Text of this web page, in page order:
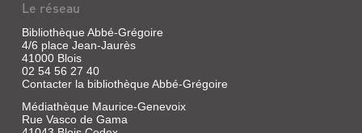
D'ATATÜRK
[2]
Livre
Arditi,
Grasset,
Le réseau
Bibliothèque Abbé-Grégoire
4/6 place Jean-Jaurès
41000 Blois
02 54 56 27 40
Contacter la bibliothèque Abbé-Grégoire
Médiathèque Maurice-Genevoix
Rue Vasco de Gama